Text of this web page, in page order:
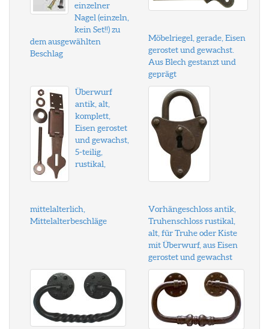
einzelner
Nagel (einzeln,
kein Set!!) zu
dem ausgewählten
Beschlag
Möbelriegel, gerade, Eisen
gerostet und gewachst.
Aus Blech gestanzt und
geprägt
Überwurf
antik, alt,
komplett,
Eisen gerostet
und gewachst,
5-teilig,
rustikal,
mittelalterlich,
Mittelalterbeschläge
Vorhängeschloss antik,
Truhenschloss rustikal,
alt, für Truhe oder Kiste
mit Überwurf, aus Eisen
gerostet und gewachst